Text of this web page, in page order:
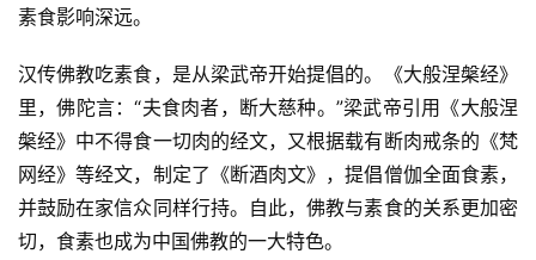
素食影响深远。
汉传佛教吃素食，是从梁武帝开始提倡的。《大般涅槃经》
里，佛陀言：“夫食肉者，断大慈种。”梁武帝引用《大般涅
槃经》中不得食一切肉的经文，又根据载有断肉戒条的《梵
网经》等经文，制定了《断酒肉文》，提倡僧伽全面食素，
并鼓励在家信众同样行持。自此，佛教与素食的关系更加密
切，食素也成为中国佛教的一大特色。